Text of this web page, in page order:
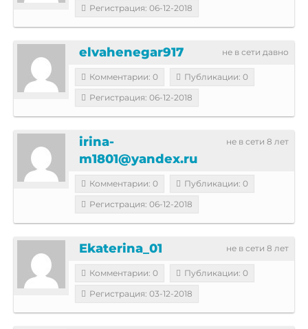
Регистрация: 06-12-2018
не в сети давно
elvahenegar917
Комментарии: 0
Публикации: 0
Регистрация: 06-12-2018
не в сети 8 лет
irina-
m1801@yandex.ru
Комментарии: 0
Публикации: 0
Регистрация: 06-12-2018
не в сети 8 лет
Ekaterina_01
Комментарии: 0
Публикации: 0
Регистрация: 03-12-2018